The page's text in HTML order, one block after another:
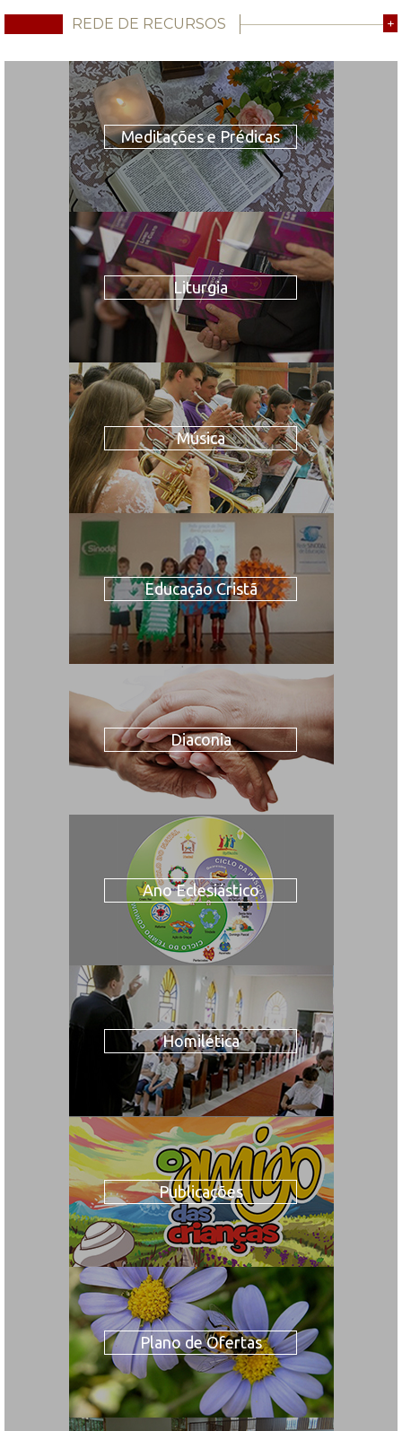
REDE DE RECURSOS +
Meditações e Prédicas
Liturgia
Música
Educação Cristã
Diaconia
Ano Eclesiástico
Homilética
Publicações
Plano de Ofertas